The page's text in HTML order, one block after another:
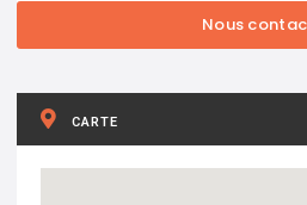
CARTE